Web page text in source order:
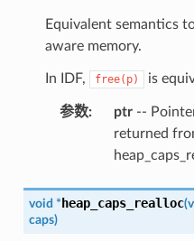
Equivalent semantics
aware memory.
In IDF, free(p) is
参数: ptr--
returned
void * heap_caps_realloc(
caps)